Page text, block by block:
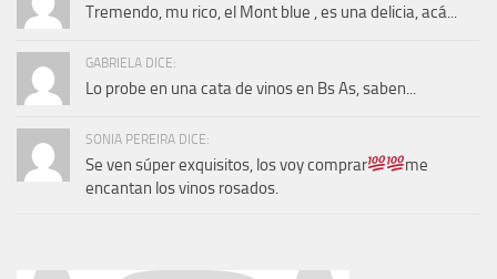
Tremendo, mu rico, el Mont blue , es una delicia, acá...
GABRIELA DICE:
Lo probe en una cata de vinos en Bs As, saben...
SONIA PEREIRA DICE:
Se ven súper exquisitos, los voy comprar
me
encantan los vinos rosados.